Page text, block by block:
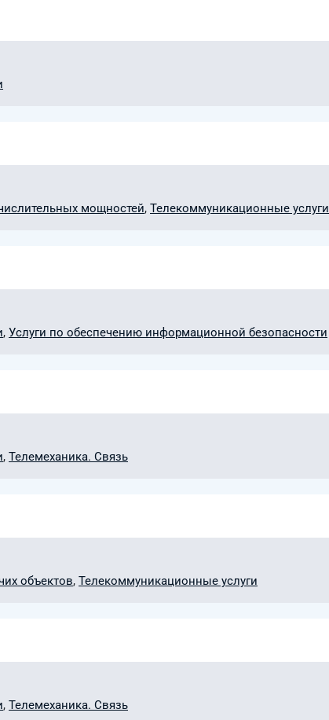
мощностей, Телекоммуникационные услуги
, Услуги по обеспечению информационной безопасности
, Телемеханика. Связь
объектов, Телекоммуникационные услуги
, Телемеханика. Связь